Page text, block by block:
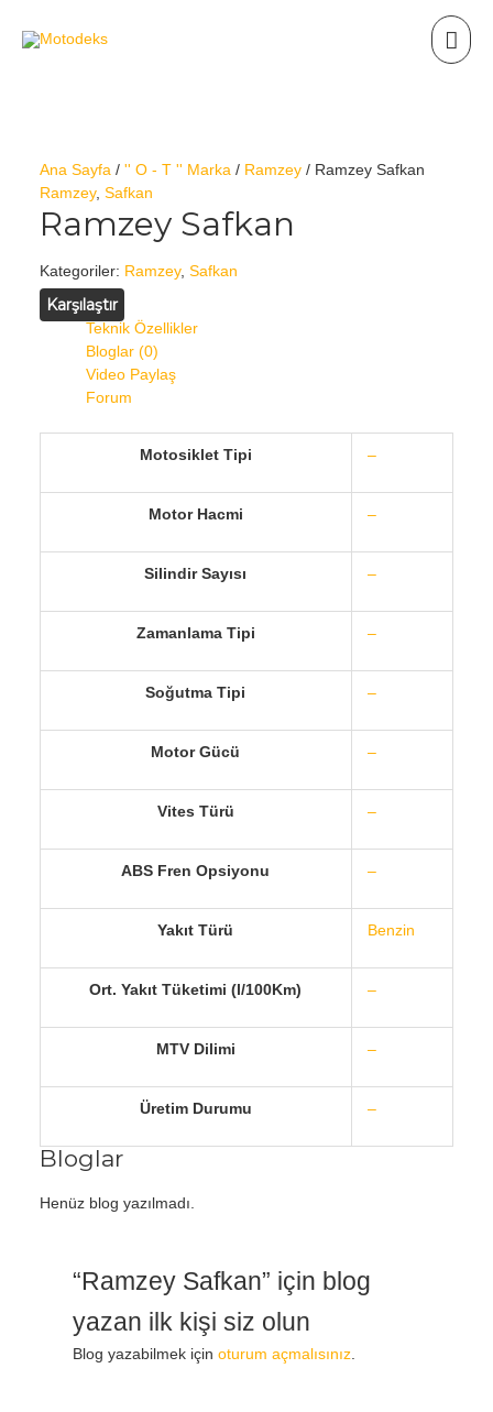
Ana Sayfa / '' O - T '' Marka / Ramzey/ Ramzey Safkan
Ramzey, Safkan
Ramzey Safkan
Kategoriler: Ramzey, Safkan
Karşılaştır
Teknik Özellikler
Bloglar (0)
Video Paylaş
Forum
Motosiklet Tipi –
Motor Hacmi –
Silindir Sayısı –
Zamanlama Tipi –
Soğutma Tipi –
Motor Gücü –
Vites Türü –
ABS Fren Opsiyonu –
Yakıt Türü Benzin
Ort. Yakıt Tüketimi (l/100Km) –
MTV Dilimi –
Üretim Durumu –
Bloglar
Henüz blog yazılmadı.
“Ramzey Safkan” için blog
yazan ilk kişi siz olun
Blog yazabilmek için oturum açmalısınız.